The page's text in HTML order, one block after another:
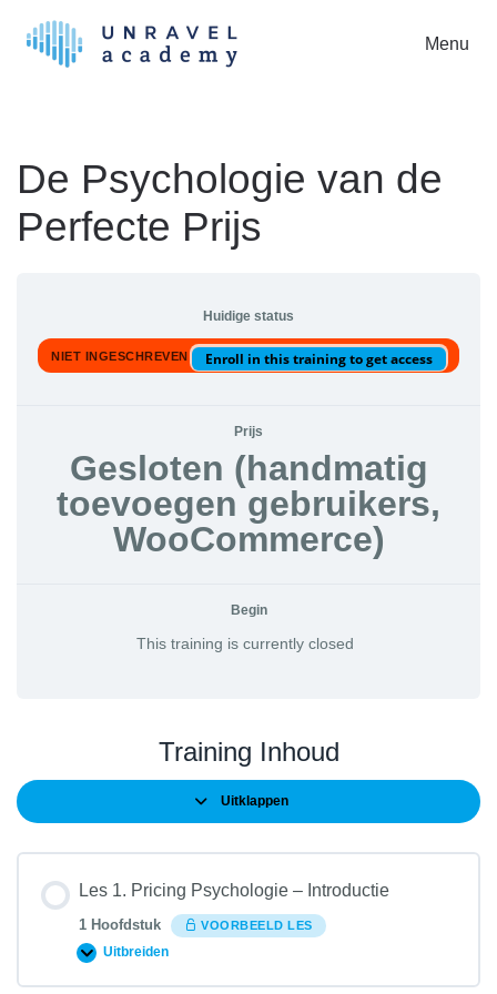
Skip to main content Menu
De Psychologie van de
Perfecte Prijs
Huidige status
NIET INGESCHREVEN Enroll in this training to get access
Prijs
Gesloten (handmatig
toevoegen gebruikers,
WooCommerce)
Begin
This training is currently closed
Training Inhoud
Uitklappen
Lessen
Les 1. Pricing Psychologie – Introductie
1 Hoofdstuk VOORBEELD LES
Uitbreiden
Les